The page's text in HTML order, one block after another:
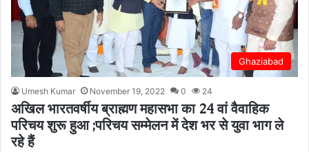
Ghaziabad
Umesh Kumar November 19, 2022 0 24
अखिल भारतवर्षीय ब्राह्मण महासभा का 24 वां वैवाहिक
परिचय शुरू हुआ ;परिचय सम्मेलन में देश भर से युवा भाग ले
रहे हैं